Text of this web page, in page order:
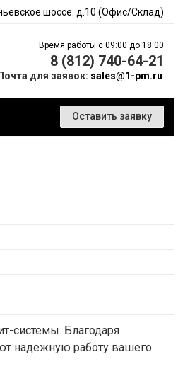
шоссе. д.10 (Офис/Склад)
Время работы с 09:00 до 18:00
8 (812) 740-64-21
Почта для заявок: sales@1-pm.ru
Оставить заявку
системы. Благодаря
надежную работу вашего